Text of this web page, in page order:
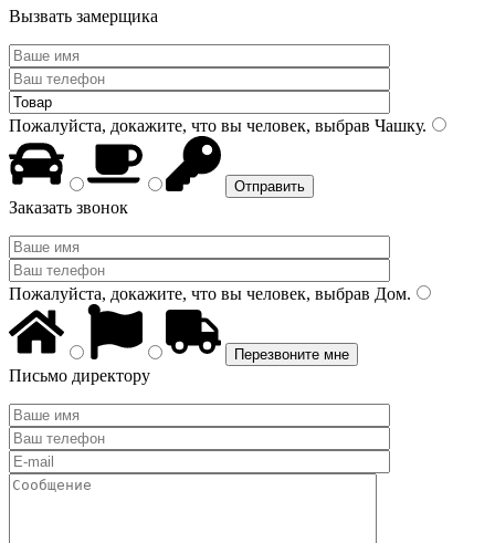
Вызвать замерщика
Пожалуйста, докажите, что вы человек, выбрав Чашку.
Заказать звонок
Пожалуйста, докажите, что вы человек, выбрав Дом.
Письмо директору